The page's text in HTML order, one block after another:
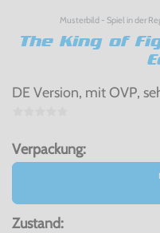
Musterbild - Spiel in der
The King of
DE Version, mit OVP,
Verpackung:
Zustand: